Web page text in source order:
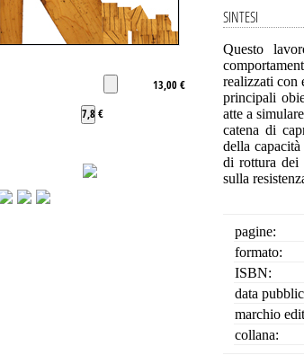
13,00 €
7,8 €
SINTESI
Questo
realizzati con
principali
atte a
catena di
della
di rottura dei
sulla
pagine:
formato:
ISBN:
data
marchio
collana: